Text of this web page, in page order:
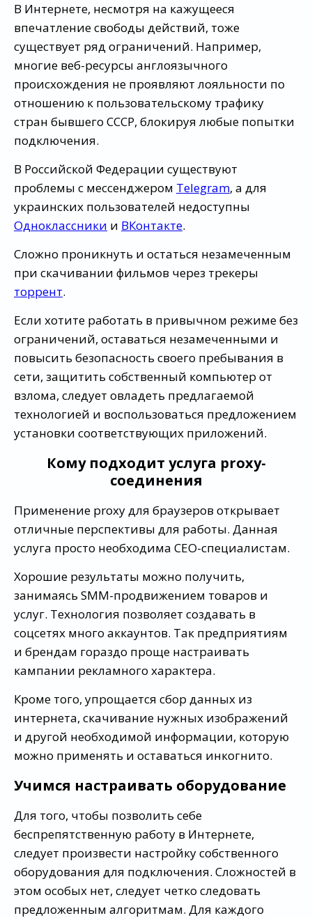
В Интернете, несмотря на кажущееся
впечатление свободы действий, тоже
существует ряд ограничений. Например,
многие веб-ресурсы англоязычного
происхождения не проявляют лояльности по
отношению к пользовательскому трафику
стран бывшего СССР, блокируя любые попытки
подключения.
В Российской Федерации существуют
проблемы с мессенджером Telegram, а для
украинских пользователей недоступны
Одноклассники и ВКонтакте.
Сложно проникнуть и остаться незамеченным
при скачивании фильмов через трекеры
торрент.
Если хотите работать в привычном режиме без
ограничений, оставаться незамеченными и
повысить безопасность своего пребывания в
сети, защитить собственный компьютер от
взлома, следует овладеть предлагаемой
технологией и воспользоваться предложением
установки соответствующих приложений.
Кому подходит услуга proxy-
соединения
Применение proxy для браузеров открывает
отличные перспективы для работы. Данная
услуга просто необходима СЕО-специалистам.
Хорошие результаты можно получить,
занимаясь SMM-продвижением товаров и
услуг. Технология позволяет создавать в
соцсетях много аккаунтов. Так предприятиям
и брендам гораздо проще настраивать
кампании рекламного характера.
Кроме того, упрощается сбор данных из
интернета, скачивание нужных изображений
и другой необходимой информации, которую
можно применять и оставаться инкогнито.
Учимся настраивать оборудование
Для того, чтобы позволить себе
беспрепятственную работу в Интернете,
следует произвести настройку собственного
оборудования для подключения. Сложностей в
этом особых нет, следует четко следовать
предложенным алгоритмам. Для каждого